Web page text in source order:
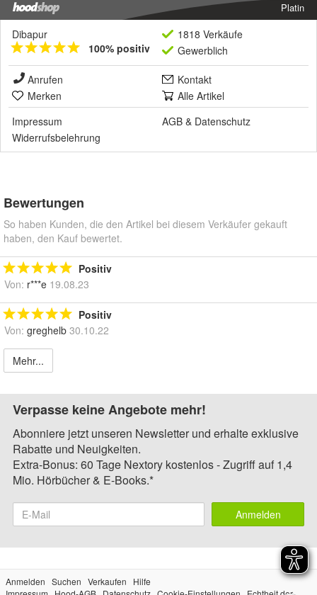
Platin
Dibapur
100% positiv
1818 Verkäufe
Gewerblich
Anrufen
Kontakt
Merken
Alle Artikel
Impressum
AGB & Datenschutz
Widerrufsbelehrung
Bewertungen
So haben Kunden, die den Artikel bei diesem Verkäufer gekauft
haben, den Kauf bewertet.
Positiv
Von: r***e 19.08.23
Positiv
Von: greghelb 30.10.22
Mehr...
Verpasse keine Angebote mehr!
Abonniere jetzt unseren Newsletter und erhalte exklusive
Rabatte und Neuigkeiten.
Extra-Bonus: 60 Tage Nextory kostenlos - Zugriff auf 1,4
Mio. Hörbücher & E-Books.*
Anmelden
Anmelden Suchen Verkaufen
Hilfe